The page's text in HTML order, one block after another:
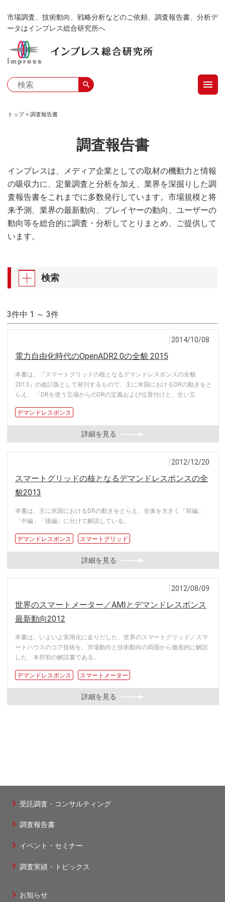
ン
ン
市場調査、技術動向、戦略分析などのご依頼、調査報告書、分析デ
ータはインプレス総合研究所へ
search menu
く
ず
トップ 調査報告書
調査報告書
インプレスは、メディア企業としての取材の機動力と情報
の吸収力に、定量調査と分析を加え、業界を深掘りした調
査報告書をこれまでに多数発行しています。市場規模と将
来予測、業界の最新動向、プレイヤーの動向、ユーザーの
動向等を総合的に調査・分析してとりまとめ、ご提供して
います。
検索
3件中 1 ～ 3件
2014/10/08
電力自由化時代のOpenADR2.0の全貌 2015
本書は、『スマートグリッドの核となるデマンドレスポンスの全貌
2013』の改訂版として発刊するもので、主に米国におけるDRの動きをと
らえ、 「DRを使う立場からのDRの定義および位置付けと、生い立
デマンドレスポンス
詳細を見る
2012/12/20
スマートグリッドの核となるデマンドレスポンスの全
貌2013
本書は、主に米国におけるDRの動きをとらえ、全体を大きく「前編」
「中編」「後編」に分けて解説している。
デマンドレスポンス スマートグリッド
詳細を見る
2012/08/09
世界のスマートメーター／AMIとデマンドレスポンス
最新動向2012
本書は、いよいよ実用化に走りだした、世界のスマートグリッド／スマ
ートハウスのコア技術を、市場動向と技術動向の両面から徹底的に解説
した、本邦初の解説書である。
デマンドレスポンス スマートメーター
詳細を見る
ッ
タ
1
受託調査・コンサルティング
調査報告書
イベント・セミナー
調査実績・トピックス
お知らせ